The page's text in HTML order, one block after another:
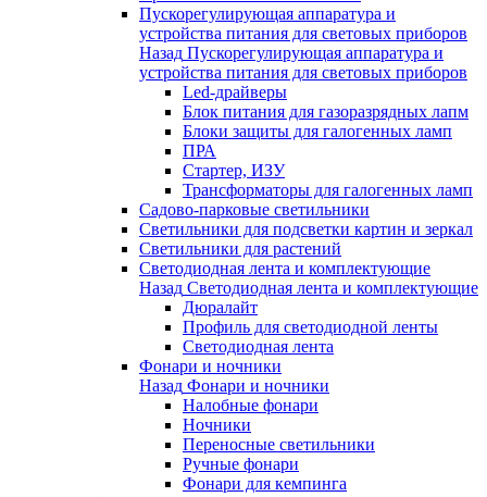
Пускорегулирующая аппаратура и
устройства питания для световых приборов
Назад Пускорегулирующая аппаратура и
устройства питания для световых приборов
Led-драйверы
Блок питания для газоразрядных лапм
Блоки защиты для галогенных ламп
ПРА
Стартер, ИЗУ
Трансформаторы для галогенных ламп
Садово-парковые светильники
Светильники для подсветки картин и зеркал
Светильники для растений
Светодиодная лента и комплектующие
Назад Светодиодная лента и комплектующие
Дюралайт
Профиль для светодиодной ленты
Светодиодная лента
Фонари и ночники
Назад Фонари и ночники
Налобные фонари
Ночники
Переносные светильники
Ручные фонари
Фонари для кемпинга